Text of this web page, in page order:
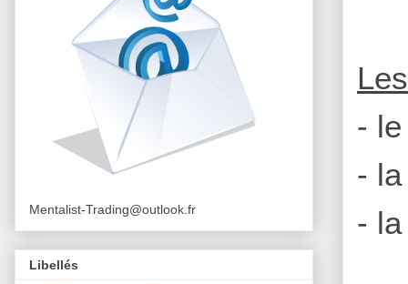
-
-
-
Mentalist-Trading@outlook.fr
Libellés